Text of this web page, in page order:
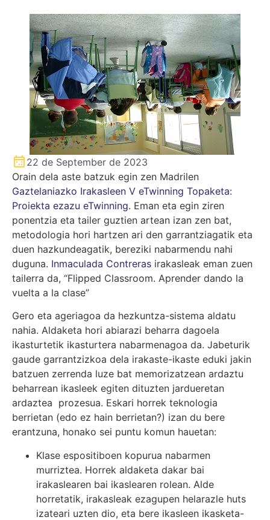
22 de September de 2023
Orain dela aste batzuk egin zen Madrilen
Gaztelaniazko Irakasleen V eTwinning Topaketa:
Proiekta ezazu eTwinning. Eman eta egin ziren
ponentzia eta tailer guztien artean izan zen bat,
metodologia hori hartzen ari den garrantziagatik eta
duen hazkundeagatik, bereziki nabarmendu nahi
duguna. Inmaculada Contreras irakasleak eman zuen
tailerra da, “Flipped Classroom. Aprender dando la
vuelta a la clase”
Gero eta ageriagoa da hezkuntza-sistema aldatu
nahia. Aldaketa hori abiarazi beharra dagoela
ikasturtetik ikasturtera nabarmenagoa da. Jabeturik
gaude garrantzizkoa dela irakaste-ikaste eduki jakin
batzuen zerrenda luze bat memorizatzean ardaztu
beharrean ikasleek egiten dituzten jardueretan
ardaztea prozesua. Eskari horrek teknologia
berrietan (edo ez hain berrietan?) izan du bere
erantzuna, honako sei puntu komun hauetan:
Klase espositiboen kopurua nabarmen
murriztea. Horrek aldaketa dakar bai
irakaslearen bai ikaslearen rolean. Alde
horretatik, irakasleak ezagupen helarazle huts
izateari uzten dio, eta bere ikasleen ikasketa-